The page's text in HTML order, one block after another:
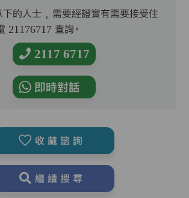
的人士﹐需要經證實有需要接受住
21176717 查詢。
2117 6717
即時對話
收藏諮詢
繼續搜尋